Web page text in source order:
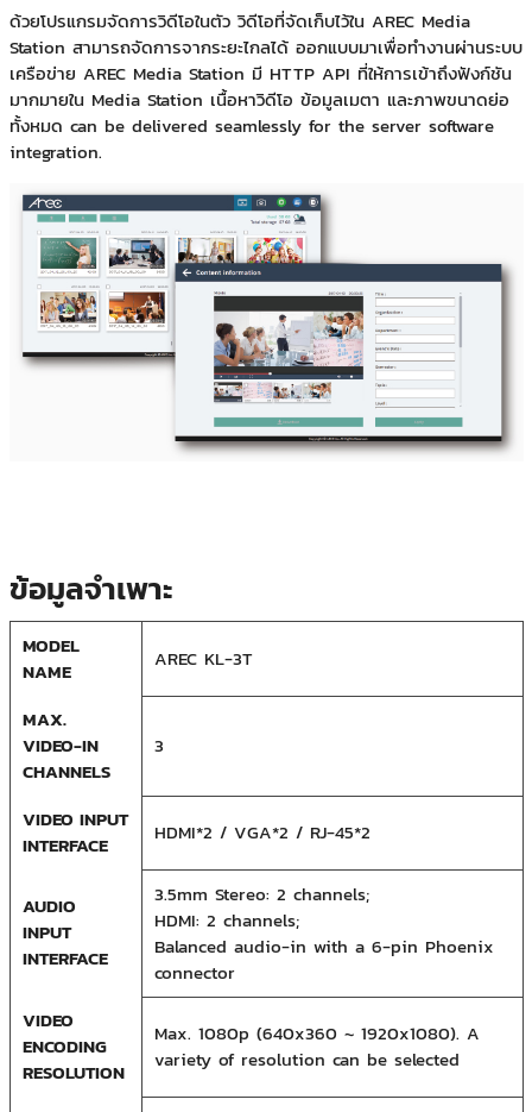
ด้วยโปรแกรมจัดการวิดีโอในตัว วิดีโอที่จัดเก็บไว้ใน AREC Media
Station สามารถจัดการจากระยะไกลได้ ออกแบบมาเพื่อทำงานผ่านระบบ
เครือข่าย AREC Media Station มี HTTP API ที่ให้การเข้าถึงฟังก์ชัน
มากมายใน Media Station เนื้อหาวิดีโอ ข้อมูลเมตา และภาพขนาดย่อ
ทั้งหมด can be delivered seamlessly for the server software
integration.
ข้อมูลจำเพาะ
MODEL
NAME
AREC KL-3T
MAX.
VIDEO-IN
CHANNELS
3
VIDEO INPUT
INTERFACE
HDMI*2 / VGA*2 / RJ-45*2
AUDIO
INPUT
INTERFACE
3.5mm Stereo: 2 channels;
HDMI: 2 channels;
Balanced audio-in with a 6-pin Phoenix
connector
VIDEO
ENCODING
RESOLUTION
Max. 1080p (640x360 ~ 1920x1080). A
variety of resolution can be selected